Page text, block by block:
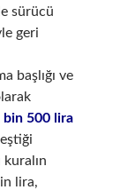
sürücü
geri
başlığı ve
bin 500 lira
lira,